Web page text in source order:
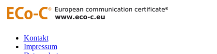
Kontakt
Impressum